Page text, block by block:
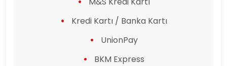
Kredi Kartı / Banka Kartı
UnionPay
BKM Express